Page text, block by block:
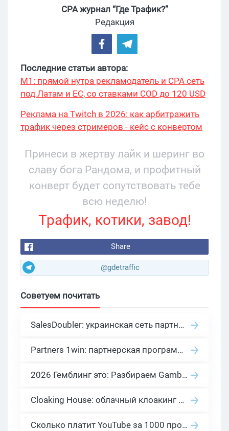
CPA журнал “Где Трафик?”
Редакция
Последние статьи автора:
М1: прямой нутра рекламодатель и CPA сеть
под Латам и ЕС, со ставками COD до 120 USD
Реклама на Twitch в 2026: как арбитражить
трафик через стримеров - кейс с конвертом
Принеси в жертву лайк и шеринг во
славу бога Рандома, и профитный
конверт будет сопутствовать тебе
всю неделю!
Трафик, котики, завод!
Share
@gdetraffic
Советуем почитать
SalesDoubler: украинская сеть партнерских программ с оплатой за действие
Partners 1win: партнерская программа казино в нише гемблинг арбитраж
2026 Гемблинг это: Разбираем Gambling вертикаль, и все что связано с гемблинг и беттинг офферами
Cloaking House: облачный клоакинг для фильтрации ботов FB и Google Ads — гайд PHP-интеграции 2026
Сколько платит YouTube за 1000 просмотров в 2026: реальные цифры от 0.5 до 36 USD по ГЕО